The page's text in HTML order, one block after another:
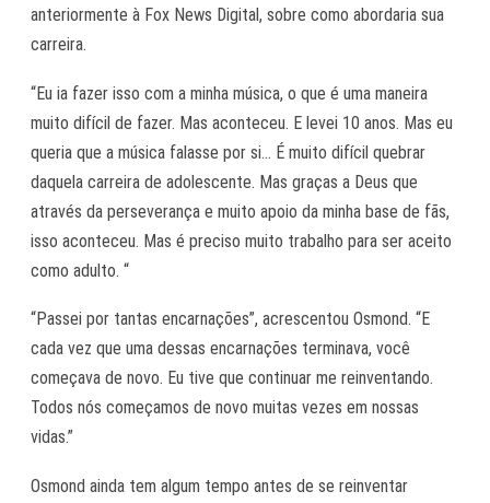
anteriormente à Fox News Digital, sobre como abordaria sua
carreira.
“Eu ia fazer isso com a minha música, o que é uma maneira
muito difícil de fazer. Mas aconteceu. E levei 10 anos. Mas eu
queria que a música falasse por si… É muito difícil quebrar
daquela carreira de adolescente. Mas graças a Deus que
através da perseverança e muito apoio da minha base de fãs,
isso aconteceu. Mas é preciso muito trabalho para ser aceito
como adulto. “
“Passei por tantas encarnações”, acrescentou Osmond. “E
cada vez que uma dessas encarnações terminava, você
começava de novo. Eu tive que continuar me reinventando.
Todos nós começamos de novo muitas vezes em nossas
vidas.”
Osmond ainda tem algum tempo antes de se reinventar